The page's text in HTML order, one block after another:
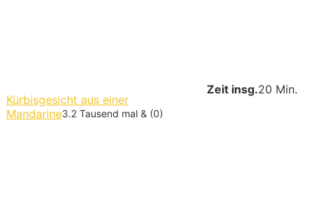
Zeit insg.20 Min.
Kürbisgesicht aus einer
Mandarine3.2 Tausend mal & (0)